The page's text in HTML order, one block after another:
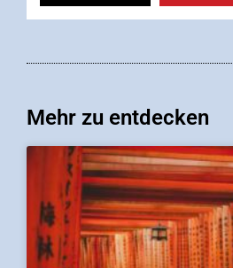
Mehr zu entdecken